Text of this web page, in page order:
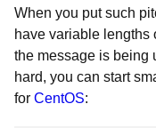
When you put such
have variable lengths
the message is being
hard, you can start
for CentOS: